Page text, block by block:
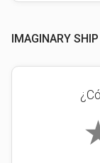
IMAGINARY